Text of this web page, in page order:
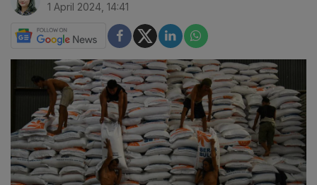
1 April 2024, 14:41